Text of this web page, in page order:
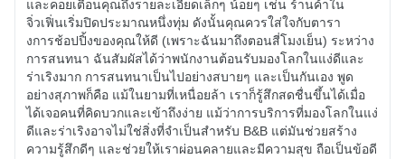
และคอยเตือนคุณถึงรายละเอียดเล็กๆ น้อยๆ เช่น ร้านค้าใน
จิ่วเฟิ่นเริ่มปิดประมาณหนึ่งทุ่ม ดังนั้นคุณควรใส่ใจกับตารา
งการช้อปปิ้งของคุณให้ดี (เพราะฉันมาถึงตอนสี่โมงเย็น) ระหว่าง
การสนทนา ฉันสัมผัสได้ว่าพนักงานต้อนรับมองโลกในแง่ดีและ
ร่าเริงมาก การสนทนาเป็นไปอย่างสบายๆ และเป็นกันเอง พูด
อย่างสุภาพก็คือ แม้ในยามที่เหนื่อยล้า เราก็รู้สึกสดชื่นขึ้นได้เมื่อ
ได้เจอคนที่คิดบวกและเข้าถึงง่าย แม้ว่าการบริการที่มองโลกในแง่
ดีและร่าเริงอาจไม่ใช่สิ่งที่จำเป็นสำหรับ B&B แต่มันช่วยสร้าง
ความรู้สึกดีๆ และช่วยให้เราผ่อนคลายและมีความสุข ถือเป็นข้อดี